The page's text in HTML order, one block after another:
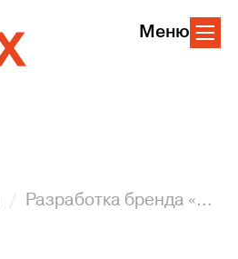
Меню
Разработка бренда «Витамины с грядки»